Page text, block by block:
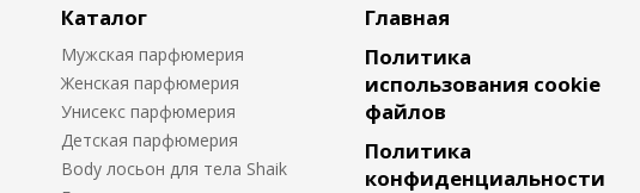
Каталог
Мужская парфюмерия
Женская парфюмерия
Унисекс парфюмерия
Детская парфюмерия
Body лосьон для тела Shaik
Главная
Политика
использования cookie
файлов
Политика
конфиденциальности